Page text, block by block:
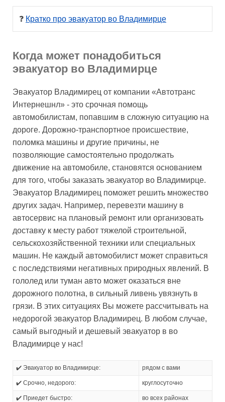
❓ Кратко про эвакуатор во Владимирце
Когда может понадобиться
эвакуатор во Владимирце
Эвакуатор Владимирец от компании «Автотранс
Интернешнл» - это срочная помощь
автомобилистам, попавшим в сложную ситуацию на
дороге. Дорожно-транспортное происшествие,
поломка машины и другие причины, не
позволяющие самостоятельно продолжать
движение на автомобиле, становятся основанием
для того, чтобы заказать эвакуатор во Владимирце.
Эвакуатор Владимирец поможет решить множество
других задач. Например, перевезти машину в
автосервис на плановый ремонт или организовать
доставку к месту работ тяжелой строительной,
сельскохозяйственной техники или специальных
машин. Не каждый автомобилист может справиться
с последствиями негативных природных явлений. В
гололед или туман авто может оказаться вне
дорожного полотна, в сильный ливень увязнуть в
грязи. В этих ситуациях Вы можете рассчитывать на
недорогой эвакуатор Владимирец. В любом случае,
самый выгодный и дешевый эвакуатор в во
Владимирце у нас!
✔️ Эвакуатор во Владимирце: рядом с вами
✔️ Срочно, недорого: круглосуточно
✔️ Приедет быстро: во всех районах